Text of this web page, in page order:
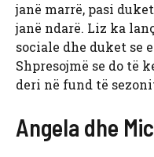
janë marrë, pasi
janë ndarë. Liz ka
sociale dhe duket se
Shpresojmë se do të
deri në fund të
Angela dhe